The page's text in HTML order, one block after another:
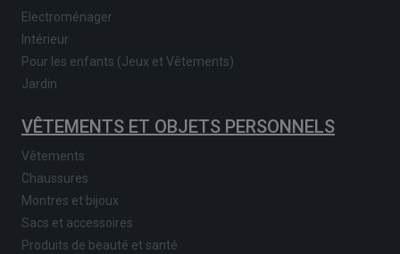
Electroménager
Intérieur
Pour les enfants (Jeux et Vêtements)
Jardin
VÊTEMENTS ET OBJETS PERSONNELS
Vêtements
Chaussures
Montres et bijoux
Sacs et accessoires
Produits de beauté et santé